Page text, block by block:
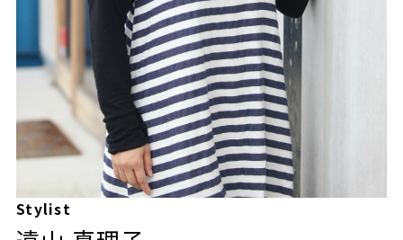
Stylist